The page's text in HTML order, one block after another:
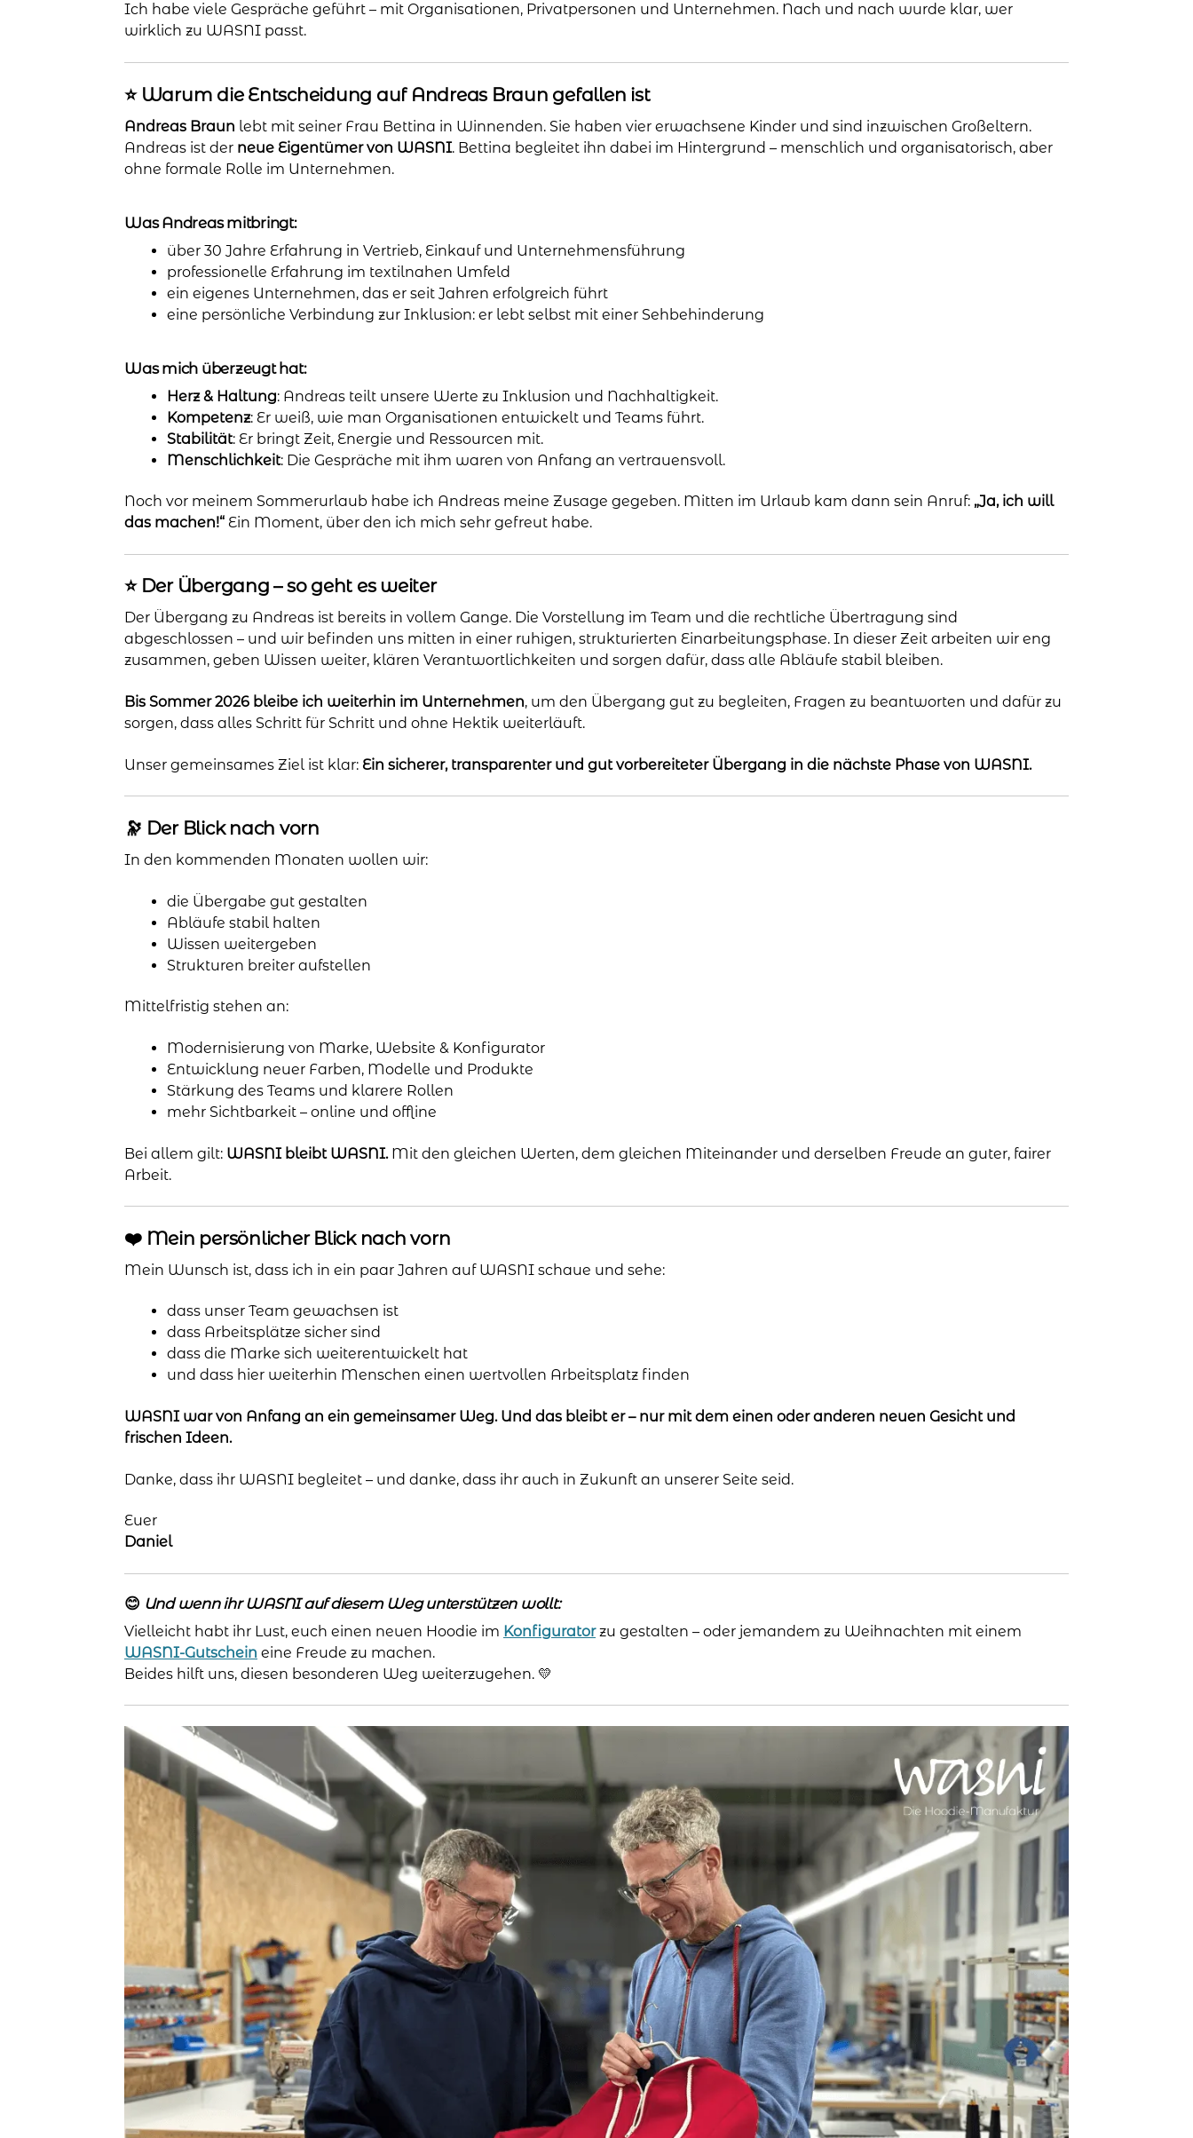
Ich habe viele Gespräche geführt – mit Organisationen, Privatpersonen und Unternehmen. Nach und nach wurde klar, wer
wirklich zu WASNI passt.
⭐️ Warum die Entscheidung auf Andreas Braun gefallen ist
Andreas Braun lebt mit seiner Frau Bettina in Winnenden. Sie haben vier erwachsene Kinder und sind inzwischen Großeltern.
Andreas ist der neue Eigentümer von WASNI. Bettina begleitet ihn dabei im Hintergrund – menschlich und organisatorisch, aber
ohne formale Rolle im Unternehmen.
Was Andreas mitbringt:
über 30 Jahre Erfahrung in Vertrieb, Einkauf und Unternehmensführung
professionelle Erfahrung im textilnahen Umfeld
ein eigenes Unternehmen, das er seit Jahren erfolgreich führt
eine persönliche Verbindung zur Inklusion: er lebt selbst mit einer Sehbehinderung
Was mich überzeugt hat:
Herz & Haltung: Andreas teilt unsere Werte zu Inklusion und Nachhaltigkeit.
Kompetenz: Er weiß, wie man Organisationen entwickelt und Teams führt.
Stabilität: Er bringt Zeit, Energie und Ressourcen mit.
Menschlichkeit: Die Gespräche mit ihm waren von Anfang an vertrauensvoll.
Noch vor meinem Sommerurlaub habe ich Andreas meine Zusage gegeben. Mitten im Urlaub kam dann sein Anruf: „Ja, ich will
das machen!“ Ein Moment, über den ich mich sehr gefreut habe.
⭐️ Der Übergang – so geht es weiter
Der Übergang zu Andreas ist bereits in vollem Gange. Die Vorstellung im Team und die rechtliche Übertragung sind
abgeschlossen – und wir befinden uns mitten in einer ruhigen, strukturierten Einarbeitungsphase. In dieser Zeit arbeiten wir eng
zusammen, geben Wissen weiter, klären Verantwortlichkeiten und sorgen dafür, dass alle Abläufe stabil bleiben.
Bis Sommer 2026 bleibe ich weiterhin im Unternehmen, um den Übergang gut zu begleiten, Fragen zu beantworten und dafür zu
sorgen, dass alles Schritt für Schritt und ohne Hektik weiterläuft.
Unser gemeinsames Ziel ist klar: Ein sicherer, transparenter und gut vorbereiteter Übergang in die nächste Phase von WASNI.
🔭 Der Blick nach vorn
In den kommenden Monaten wollen wir:
die Übergabe gut gestalten
Abläufe stabil halten
Wissen weitergeben
Strukturen breiter aufstellen
Mittelfristig stehen an:
Modernisierung von Marke, Website & Konfigurator
Entwicklung neuer Farben, Modelle und Produkte
Stärkung des Teams und klarere Rollen
mehr Sichtbarkeit – online und offline
Bei allem gilt: WASNI bleibt WASNI. Mit den gleichen Werten, dem gleichen Miteinander und derselben Freude an guter, fairer
Arbeit.
❤️ Mein persönlicher Blick nach vorn
Mein Wunsch ist, dass ich in ein paar Jahren auf WASNI schaue und sehe:
dass unser Team gewachsen ist
dass Arbeitsplätze sicher sind
dass die Marke sich weiterentwickelt hat
und dass hier weiterhin Menschen einen wertvollen Arbeitsplatz finden
WASNI war von Anfang an ein gemeinsamer Weg. Und das bleibt er – nur mit dem einen oder anderen neuen Gesicht und
frischen Ideen.
Danke, dass ihr WASNI begleitet – und danke, dass ihr auch in Zukunft an unserer Seite seid.
Euer
Daniel
😊 Und wenn ihr WASNI auf diesem Weg unterstützen wollt:
Vielleicht habt ihr Lust, euch einen neuen Hoodie im Konfiguratorzu gestalten – oder jemandem zu Weihnachten mit einem
WASNI-Gutschein eine Freude zu machen.
Beides hilft uns, diesen besonderen Weg weiterzugehen. 💛